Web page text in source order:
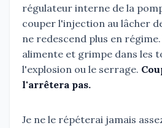
régulateur interne de la
couper l'injection au lâcher
ne redescend plus en
alimente et grimpe dans les
l'explosion ou le serrage.
l'arrêtera pas.
Je ne le répéterai jamais